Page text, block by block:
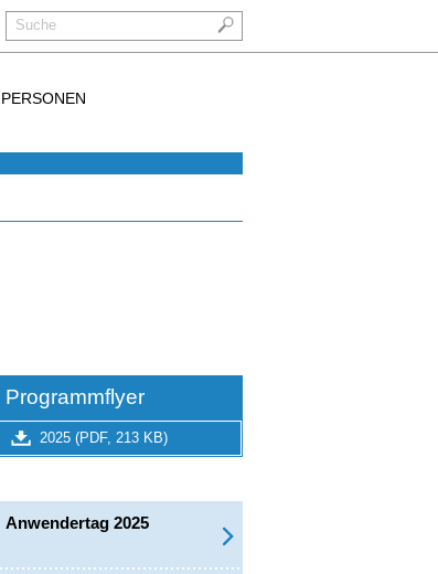
Suche
Programmflyer
2025 (PDF, 213 KB)
Anwendertag 2025